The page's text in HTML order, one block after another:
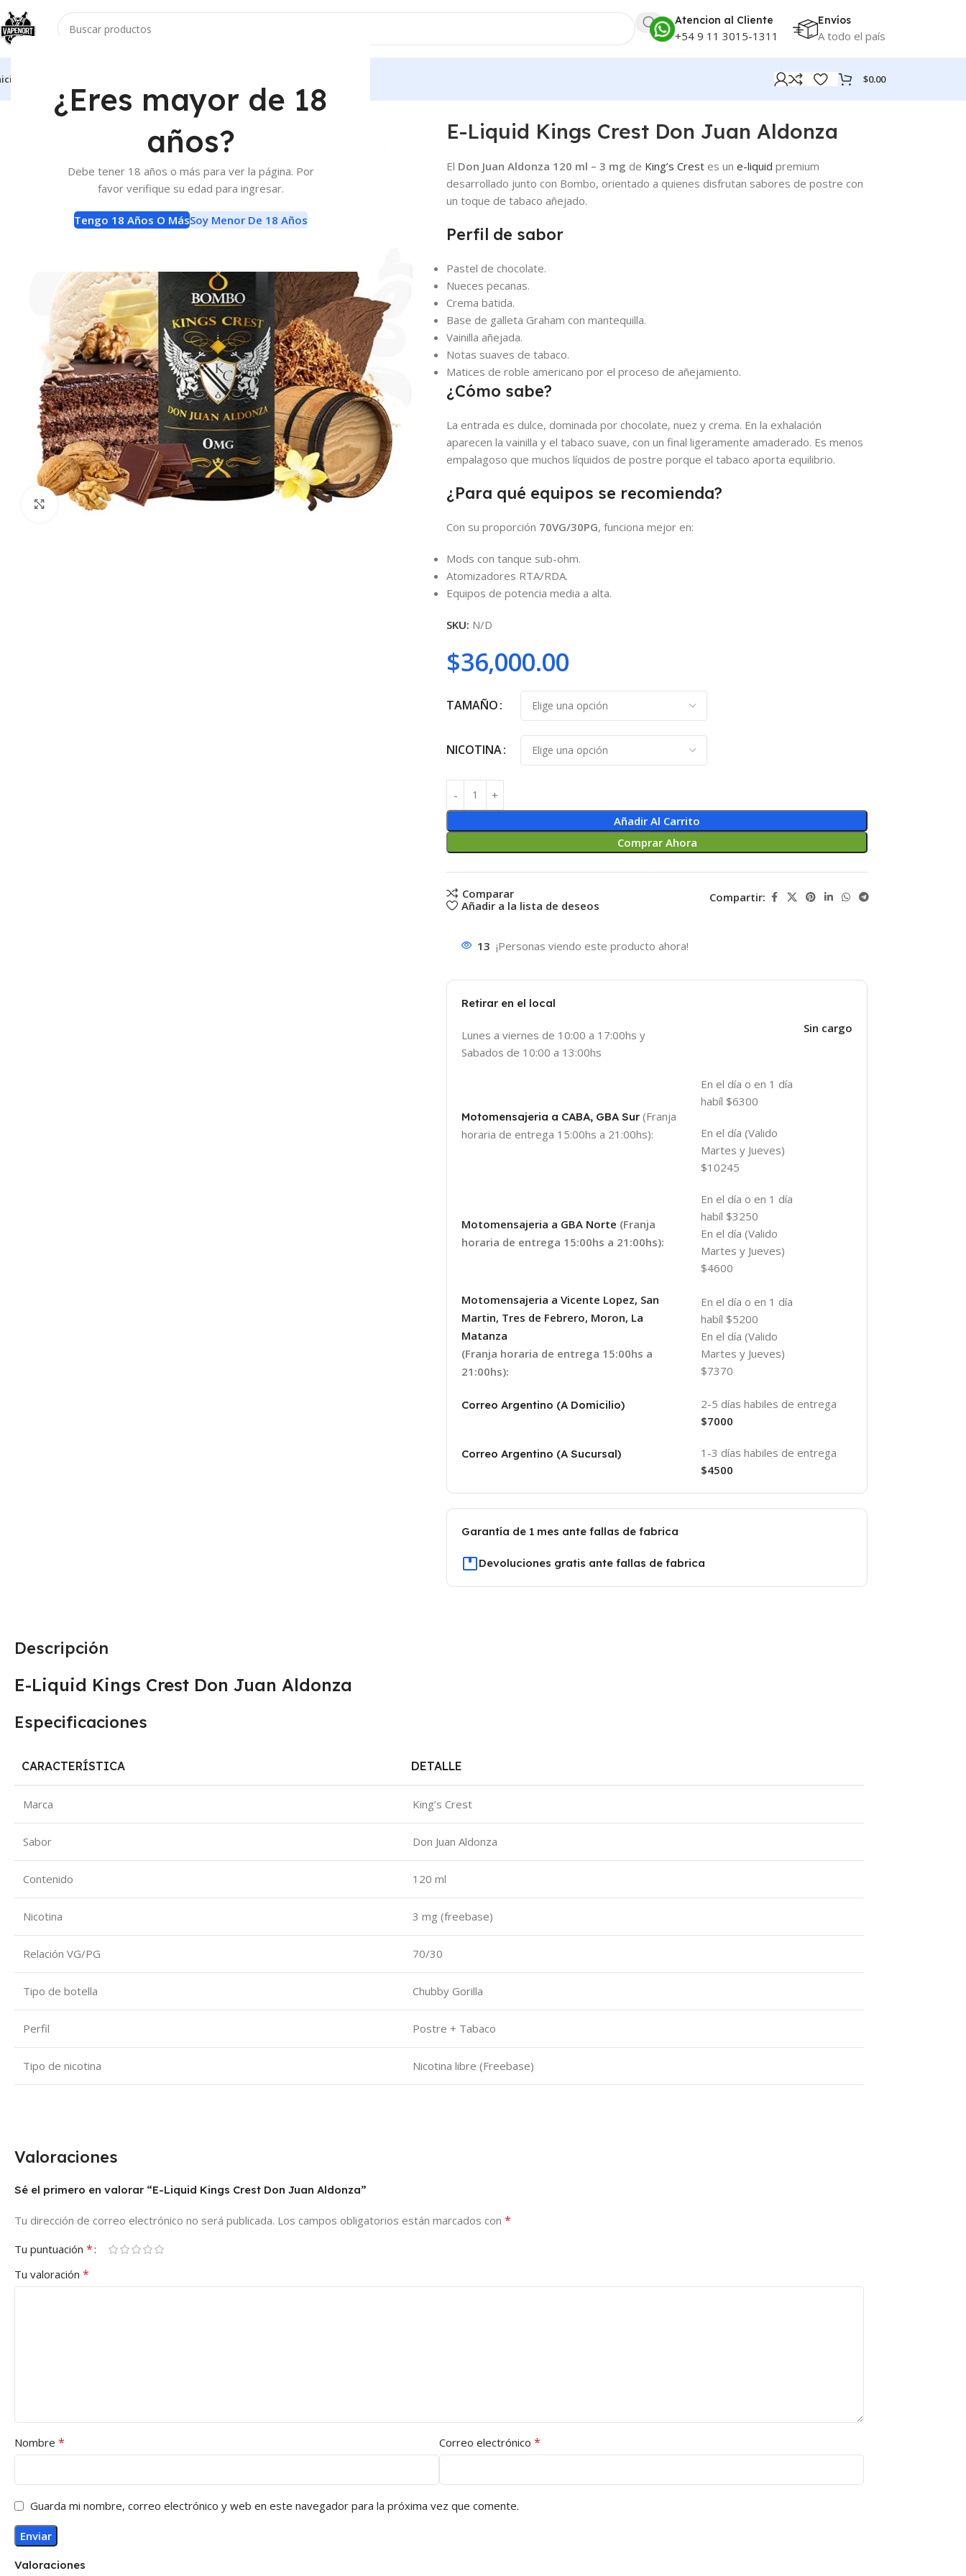
¿Eres mayor de 18
años?
Debe tener 18 años o más para ver la página. Por
favor verifique su edad para ingresar.
Tengo 18 Años O MásSoy Menor De 18 Años
Atencion al Cliente
+54 9 11 3015-1311
Envíos
A todo el país
$0.00
E-Liquids E-Liquids E-Liquid Kings Crest Don Juan Aldonza
Haga clic para ampliar
E-Liquid Kings Crest Don Juan Aldonza
El Don Juan Aldonza 120 ml – 3 mg de King’s Crest es un e-liquid premium
desarrollado junto con Bombo, orientado a quienes disfrutan sabores de postre con
un toque de tabaco añejado.
Perfil de sabor
Pastel de chocolate.
Nueces pecanas.
Crema batida.
Base de galleta Graham con mantequilla.
Vainilla añejada.
Notas suaves de tabaco.
Matices de roble americano por el proceso de añejamiento.
¿Cómo sabe?
La entrada es dulce, dominada por chocolate, nuez y crema. En la exhalación
aparecen la vainilla y el tabaco suave, con un final ligeramente amaderado. Es menos
empalagoso que muchos líquidos de postre porque el tabaco aporta equilibrio.
¿Para qué equipos se recomienda?
Con su proporción 70VG/30PG, funciona mejor en:
Mods con tanque sub-ohm.
Atomizadores RTA/RDA.
Equipos de potencia media a alta.
SKU: N/D
$36,000.00
TAMAÑO
NICOTINA
Añadir Al Carrito
Comprar Ahora
Comparar
Añadir a la lista de deseos
Compartir:
13 ¡Personas viendo este producto ahora!
Retirar en el local
Lunes a viernes de 10:00 a 17:00hs y
Sabados de 10:00 a 13:00hs
Sin cargo
Motomensajeria a CABA, GBA Sur (Franja
horaria de entrega 15:00hs a 21:00hs):
En el día o en 1 día
habíl $6300
En el día (Valido
Martes y Jueves)
$10245
Motomensajeria a GBA Norte (Franja
horaria de entrega 15:00hs a 21:00hs):
En el día o en 1 día
habíl $3250
En el día (Valido
Martes y Jueves)
$4600
Motomensajeria a Vicente Lopez, San
Martin, Tres de Febrero, Moron, La
Matanza
(Franja horaria de entrega 15:00hs a
21:00hs):
En el día o en 1 día
habíl $5200
En el día (Valido
Martes y Jueves)
$7370
Correo Argentino (A Domicilio)
2-5 días habiles de entrega
$7000
Correo Argentino (A Sucursal)
1-3 días habiles de entrega
$4500
Garantía de 1 mes ante fallas de fabrica
Devoluciones gratis ante fallas de fabrica
Descripción
E-Liquid Kings Crest Don Juan Aldonza
Especificaciones
CARACTERÍSTICA DETALLE
Marca King’s Crest
Sabor Don Juan Aldonza
Contenido 120 ml
Nicotina 3 mg (freebase)
Relación VG/PG 70/30
Tipo de botella Chubby Gorilla
Perfil Postre + Tabaco
Tipo de nicotina Nicotina libre (Freebase)
Valoraciones
Valoraciones
Sé el primero en valorar “E-Liquid Kings Crest Don Juan Aldonza”
Tu dirección de correo electrónico no será publicada. Los campos obligatorios están marcados con *
Tu puntuación *
Tu valoración *
Nombre * Correo electrónico *
Guarda mi nombre, correo electrónico y web en este navegador para la próxima vez que comente.